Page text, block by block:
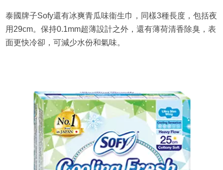
泰國牌子Sofy還有冰爽青瓜味衞生巾，同樣3種長度，包括夜
用29cm。保持0.1mm超薄設計之外，還有薄荷清香除臭，表
面更快冷卻，可減少水份和氣味。